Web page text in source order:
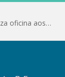
Conselho Municipal de Assistência Social realiza oficina aos servidores